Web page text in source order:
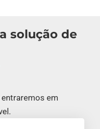
solução de
em